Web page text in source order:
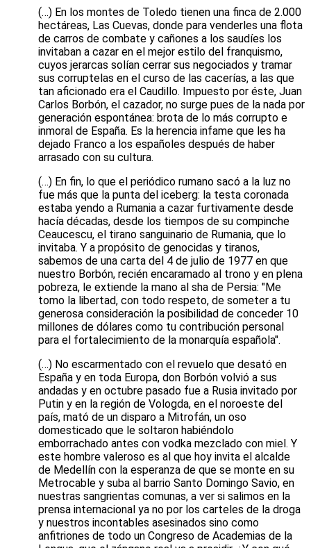
(…) En los montes de Toledo tienen una finca de 2.000
hectáreas, Las Cuevas, donde para venderles una flota
de carros de combate y cañones a los saudíes los
invitaban a cazar en el mejor estilo del franquismo,
cuyos jerarcas solían cerrar sus negociados y tramar
sus corruptelas en el curso de las cacerías, a las que
tan aficionado era el Caudillo. Impuesto por éste, Juan
Carlos Borbón, el cazador, no surge pues de la nada por
generación espontánea: brota de lo más corrupto e
inmoral de España. Es la herencia infame que les ha
dejado Franco a los españoles después de haber
arrasado con su cultura.
(…) En fin, lo que el periódico rumano sacó a la luz no
fue más que la punta del iceberg: la testa coronada
estaba yendo a Rumania a cazar furtivamente desde
hacía décadas, desde los tiempos de su compinche
Ceaucescu, el tirano sanguinario de Rumania, que lo
invitaba. Y a propósito de genocidas y tiranos,
sabemos de una carta del 4 de julio de 1977 en que
nuestro Borbón, recién encaramado al trono y en plena
pobreza, le extiende la mano al sha de Persia: "Me
tomo la libertad, con todo respeto, de someter a tu
generosa consideración la posibilidad de conceder 10
millones de dólares como tu contribución personal
para el fortalecimiento de la monarquía española".
(…) No escarmentado con el revuelo que desató en
España y en toda Europa, don Borbón volvió a sus
andadas y en octubre pasado fue a Rusia invitado por
Putin y en la región de Vologda, en el noroeste del
país, mató de un disparo a Mitrofán, un oso
domesticado que le soltaron habiéndolo
emborrachado antes con vodka mezclado con miel. Y
este hombre valeroso es al que hoy invita el alcalde
de Medellín con la esperanza de que se monte en su
Metrocable y suba al barrio Santo Domingo Savio, en
nuestras sangrientas comunas, a ver si salimos en la
prensa internacional ya no por los carteles de la droga
y nuestros incontables asesinados sino como
anfitriones de todo un Congreso de Academias de la